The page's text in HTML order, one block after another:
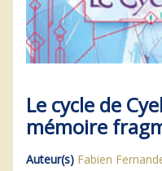
Le cycle de
mémoire
Auteur(s) Fabien